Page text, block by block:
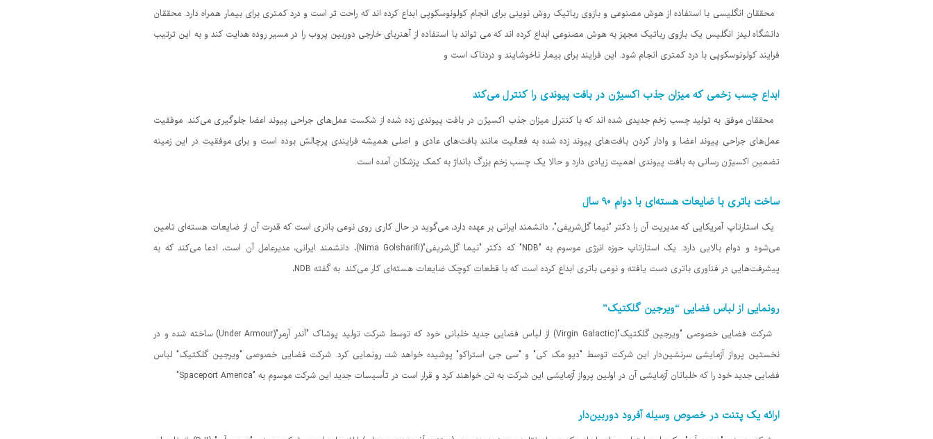
محققان انگلیسی با استفاده از هوش مصنوعی و بازوی رباتیک روش نوینی برای انجام کولونوسکوپی ابداع کرده اند که راحت تر است و درد کمتری برای بیمار همراه دارد. محققان
دانشگاه لیدز انگلیس یک بازوی رباتیک مجهز به هوش مصنوعی ابداع کرده اند که می تواند با استفاده از آهنربای خارجی دوربین پروب را در مسیر روده هدایت کند و به این ترتیب
فرایند کولونوسکوپی با درد کمتری انجام شود. این فرایند برای بیمار ناخوشایند و دردناک است و
ابداع چسب زخمی که میزان جذب اکسیژن در بافت پیوندی را کنترل می‌کند
محققان موفق به تولید چسب زخم جدیدی شده اند که با کنترل میزان جذب اکسیژن در بافت پیوندی زده شده از شکست عمل‌های جراحی پیوند اعضا جلوگیری می‌کند. موفقیت
عمل‌های جراحی پیوند اعضا و وادار کردن بافت‌های پیوند زده شده به فعالیت مانند بافت‌های عادی و اصلی همیشه فرایندی پرچالش بوده است و برای موفقیت در این زمینه
تضمین اکسیژن رسانی به بافت پیوندی اهمیت زیادی دارد و حالا یک چسب زخم بزرگ بانداژ به کمک پزشکان آمده است.
ساخت باتری با ضایعات هسته‌ای با دوام ۹۰ سال
یک استارتاپ آمریکایی که مدیریت آن را دکتر "نیما گل‌شریفی"، دانشمند ایرانی بر عهده دارد، می‌گوید در حال کاری روی نوعی باتری است که قدرت آن از ضایعات هسته‌ای تامین
می‌شود و دوام بالایی دارد. یک استارتاپ حوزه انرژی موسوم به "NDB" که دکتر "نیما گل‌شریفی"(Nima Golsharifi)، دانشمند ایرانی، مدیرعامل آن است، ادعا می‌کند که به
پیشرفت‌هایی در فناوری باتری دست یافته و نوعی باتری ابداع کرده است که با قطعات کوچک ضایعات هسته‌ای کار می‌کند. به گفته NDB،
رونمایی از لباس فضایی “ویرجین گلکتیک”
شرکت فضایی خصوصی "ویرجین گلکتیک"(Virgin Galactic) از لباس فضایی جدید خلبانی خود که توسط شرکت تولید پوشاک "آندر آرمر"(Under Armour) ساخته شده و در
نخستین پرواز آزمایشی سرنشین‌دار این شرکت توسط "دیو مک کی" و "سی جی استراکو" پوشیده خواهد شد، رونمایی کرد. شرکت فضایی خصوصی "ویرجین گلکتیک" لباس
فضایی جدید خود را که خلبانان آزمایشی آن در اولین پرواز آزمایشی این شرکت به تن خواهند کرد و قرار است در تأسیسات جدید این شرکت موسوم به "Spaceport America"
ارائه یک پتنت در خصوص وسیله آفرود دوربین‌دار